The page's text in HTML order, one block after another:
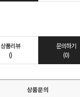
상품리뷰
()
문의하기
(0)
상품문의